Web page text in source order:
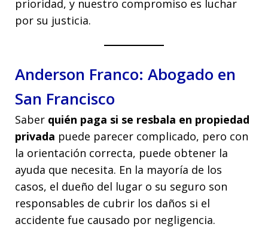
prioridad, y nuestro compromiso es luchar
por su justicia.
Anderson Franco: Abogado en
San Francisco
Saber quién paga si se resbala en propiedad
privada puede parecer complicado, pero con
la orientación correcta, puede obtener la
ayuda que necesita. En la mayoría de los
casos, el dueño del lugar o su seguro son
responsables de cubrir los daños si el
accidente fue causado por negligencia.